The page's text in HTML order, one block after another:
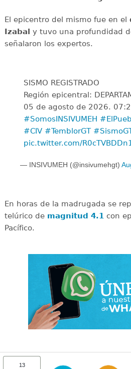
El epicentro del mismo fue en el
Izabal
y tuvo una profundidad
señalaron los expertos.
SISMO REGISTRADO
Región epicentral:
05 de agosto de 2026.
#SomosINSIVUMEH
#CIV #TemblorGT
pic.twitter.com/
— INSIVUMEH (@insivumehgt)
En horas de la madrugada se
telúrico de magnitud 4.1 con
Pacífico.
13